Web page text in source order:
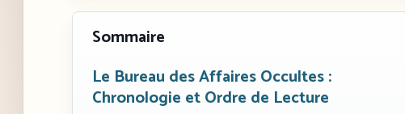
Sommaire
Le Bureau des Affaires Occultes :
Chronologie et Ordre de Lecture